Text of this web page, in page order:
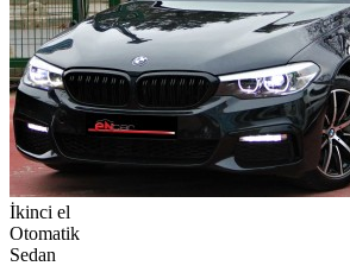
İkinci el
Otomatik
Sedan